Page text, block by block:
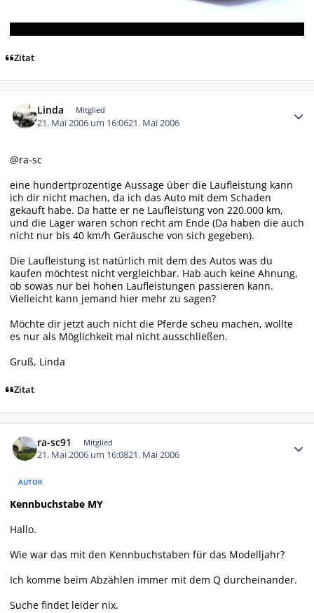
Zitat
Linda Mitglied
21. Mai 2006 um 16:0621. Mai 2006
@ra-sc
eine hundertprozentige Aussage über die Laufleistung kann
ich dir nicht machen, da ich das Auto mit dem Schaden
gekauft habe. Da hatte er ne Laufleistung von 220.000 km,
und die Lager waren schon recht am Ende (Da haben die auch
nicht nur bis 40 km/h Geräusche von sich gegeben).
Die Laufleistung ist natürlich mit dem des Autos was du
kaufen möchtest nicht vergleichbar. Hab auch keine Ahnung,
ob sowas nur bei hohen Laufleistungen passieren kann.
Vielleicht kann jemand hier mehr zu sagen?
Möchte dir jetzt auch nicht die Pferde scheu machen, wollte
es nur als Möglichkeit mal nicht ausschließen.
Gruß, Linda
Zitat
ra-sc91 Mitglied
21. Mai 2006 um 16:0821. Mai 2006
AUTOR
Kennbuchstabe MY
Hallo.
Wie war das mit den Kennbuchstaben für das Modelljahr?
Ich komme beim Abzählen immer mit dem Q durcheinander.
Suche findet leider nix.